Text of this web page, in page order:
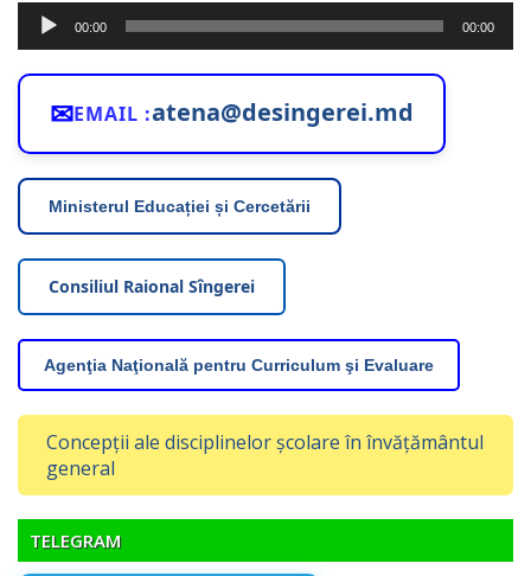
Player
audio
00:00 00:00
✉EMAIL :atena@desingerei.md
Ministerul Educației și Cercetării
Consiliul Raional Sîngerei
Agenţia Naţională pentru Curriculum şi Evaluare
Concepții ale disciplinelor școlare în învățământul
general
TELEGRAM